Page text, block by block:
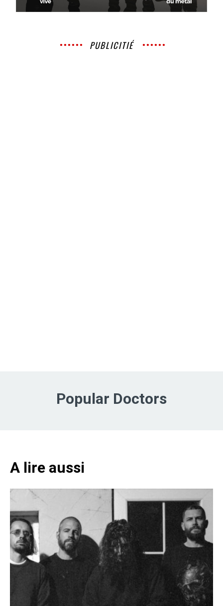
PUBLICITIÉ
Popular Doctors
A lire aussi